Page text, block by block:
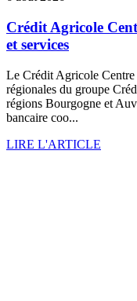
Crédit Agricole
et services
Le Crédit Agricole Centre
régionales du groupe
régions Bourgogne et
bancaire coo...
LIRE L'ARTICLE